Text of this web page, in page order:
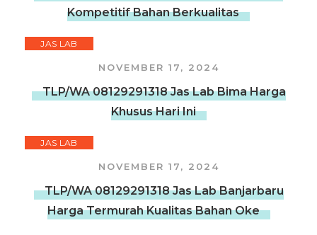
Kompetitif Bahan Berkualitas
JAS LAB
NOVEMBER 17, 2024
TLP/WA 08129291318 Jas Lab Bima Harga
Khusus Hari Ini
JAS LAB
NOVEMBER 17, 2024
TLP/WA 08129291318 Jas Lab Banjarbaru
Harga Termurah Kualitas Bahan Oke